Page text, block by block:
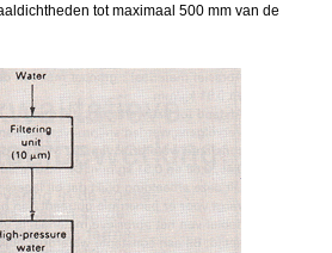
tot maximaal 500 mm van de